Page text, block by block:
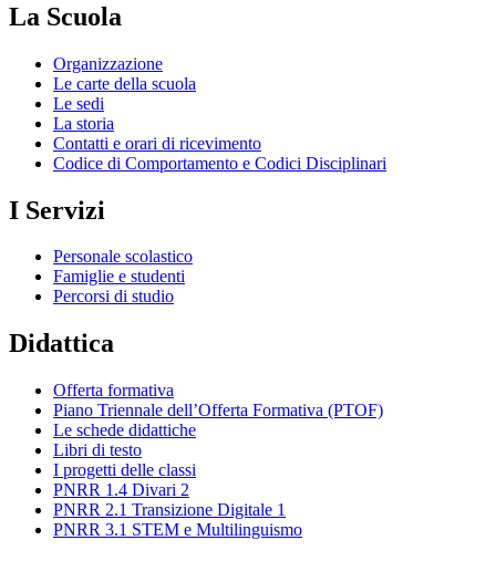
La Scuola
Organizzazione
Le carte della scuola
Le sedi
La storia
Contatti e orari di ricevimento
Codice di Comportamento e Codici Disciplinari
I Servizi
Personale scolastico
Famiglie e studenti
Percorsi di studio
Didattica
Offerta formativa
Piano Triennale dell’Offerta Formativa (PTOF)
Le schede didattiche
Libri di testo
I progetti delle classi
PNRR 1.4 Divari 2
PNRR 2.1 Transizione Digitale 1
PNRR 3.1 STEM e Multilinguismo